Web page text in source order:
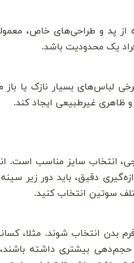
پد و طراحی‌های خاص،
یک محدودیت باشد.
لباس‌های بسیار نازک یا
ظاهری غیرطبیعی ایجاد کند.
انتخاب سایز مناسب است.
دقیق، باید دور زیر سینه
سوتین انتخاب کنید.
بدن انتخاب شوند. مثلا،
بیشتری داشته باشند،